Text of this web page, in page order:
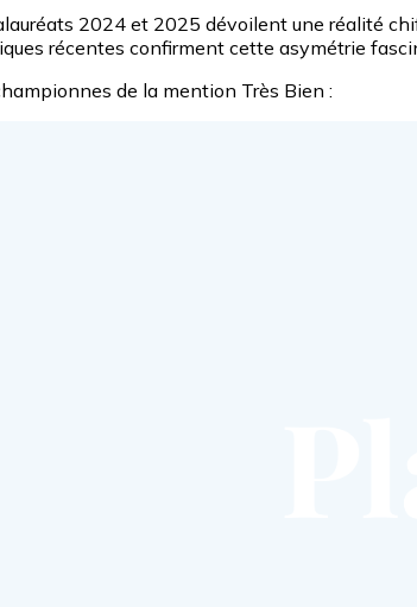
2024 et 2025 dévoilent une réalité
récentes confirment cette asymétrie
de la mention Très Bien :